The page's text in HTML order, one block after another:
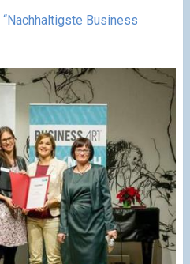
“Nachhaltigste Business